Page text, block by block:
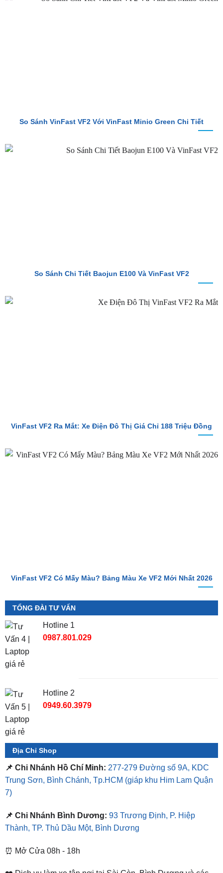
So Sánh VinFast VF2 Với VinFast Minio Green Chi Tiết
So Sánh Chi Tiết Baojun E100 Và VinFast VF2
VinFast VF2 Ra Mắt: Xe Điện Đô Thị Giá Chỉ 188 Triệu Đồng
VinFast VF2 Có Mấy Màu? Bảng Màu Xe VF2 Mới Nhất 2026
TỔNG ĐÀI TƯ VẤN
Hotline 1
0987.801.029
Hotline 2
0949.60.3979
Địa Chỉ Shop
📌 Chi Nhánh Hồ Chí Minh: 277-279 Đường số 9A, KDC
Trung Sơn, Bình Chánh, Tp.HCM (giáp khu Him Lam Quận
7)
📌 Chi Nhánh Bình Dương: 93 Trương Định, P. Hiệp
Thành, TP. Thủ Dầu Một, Bình Dương
⏰ Mở Cửa 08h - 18h